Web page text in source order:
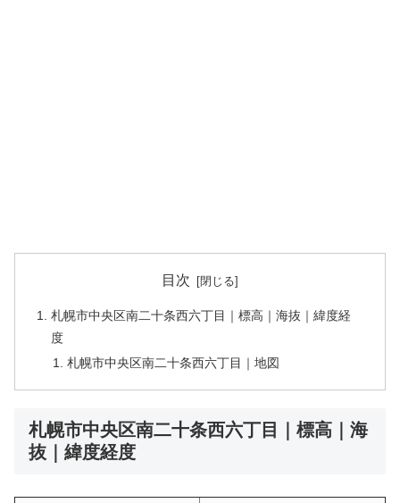
目次
札幌市中央区南二十条西六丁目｜標高｜海抜｜緯度経
度
札幌市中央区南二十条西六丁目｜地図
札幌市中央区南二十条西六丁目｜標高｜海
抜｜緯度経度